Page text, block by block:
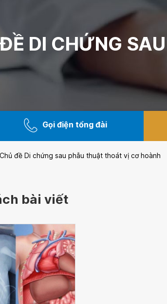
DI CHỨNG
Gọi điện tổng đài
Chủ đề Di chứng sau phẫu thuật thoát vị cơ hoành
bài viết